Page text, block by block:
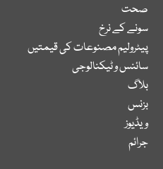
صحت
سونے کے نرخ
پیٹرولیم مصنوعات کی قیمتیں
سائنس و ٹیکنالوجی
بلاگ
بزنس
ویڈیوز
جرائم